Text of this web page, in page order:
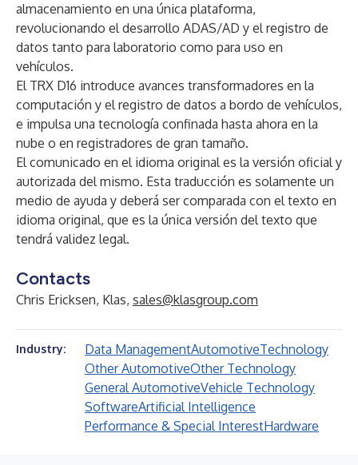
almacenamiento en una única plataforma,
revolucionando el desarrollo ADAS/AD y el registro de
datos tanto para laboratorio como para uso en
vehículos.
El TRX D16 introduce avances transformadores en la
computación y el registro de datos a bordo de vehículos,
e impulsa una tecnología confinada hasta ahora en la
nube o en registradores de gran tamaño.
El comunicado en el idioma original es la versión oficial y
autorizada del mismo. Esta traducción es solamente un
medio de ayuda y deberá ser comparada con el texto en
idioma original, que es la única versión del texto que
tendrá validez legal.
Contacts
Chris Ericksen, Klas, sales@klasgroup.com
Industry: Data ManagementAutomotiveTechnology
Other AutomotiveOther Technology
General AutomotiveVehicle Technology
SoftwareArtificial Intelligence
Performance & Special InterestHardware